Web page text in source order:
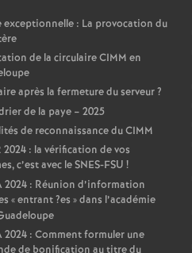
exceptionnelle : La provocation du
de la circulaire CIMM en
après la fermeture du serveur?
de la paye – 2025
de reconnaissance du CIMM
2024 : la vérification de vos
c’est avec le SNES-FSU !
2024 : Réunion d’information
«entrant?es » dans l’académie
2024 : Comment formuler une